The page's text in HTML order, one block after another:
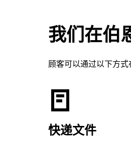
我们在伯
顾客可以通过以下方式
快递文件